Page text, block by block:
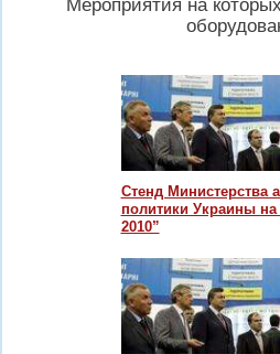
Мероприятия на
Стенд Министерства
политики Украины
2010”